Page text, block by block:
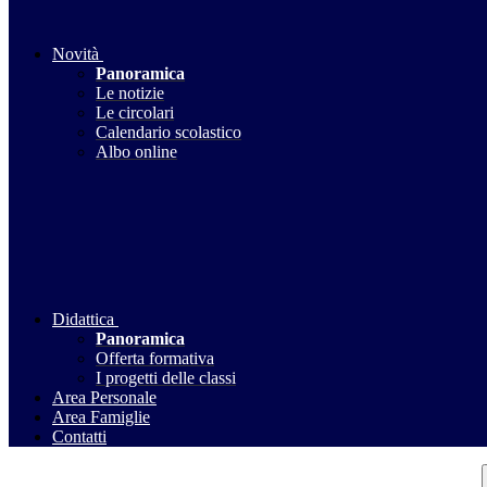
Novità
Panoramica
Le notizie
Le circolari
Calendario scolastico
Albo online
Didattica
Panoramica
Offerta formativa
I progetti delle classi
Area Personale
Area Famiglie
Contatti